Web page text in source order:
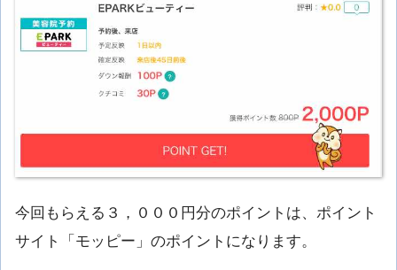
今回もらえる３，０００円分のポイントは、ポイント
サイト「モッピー」のポイントになります。